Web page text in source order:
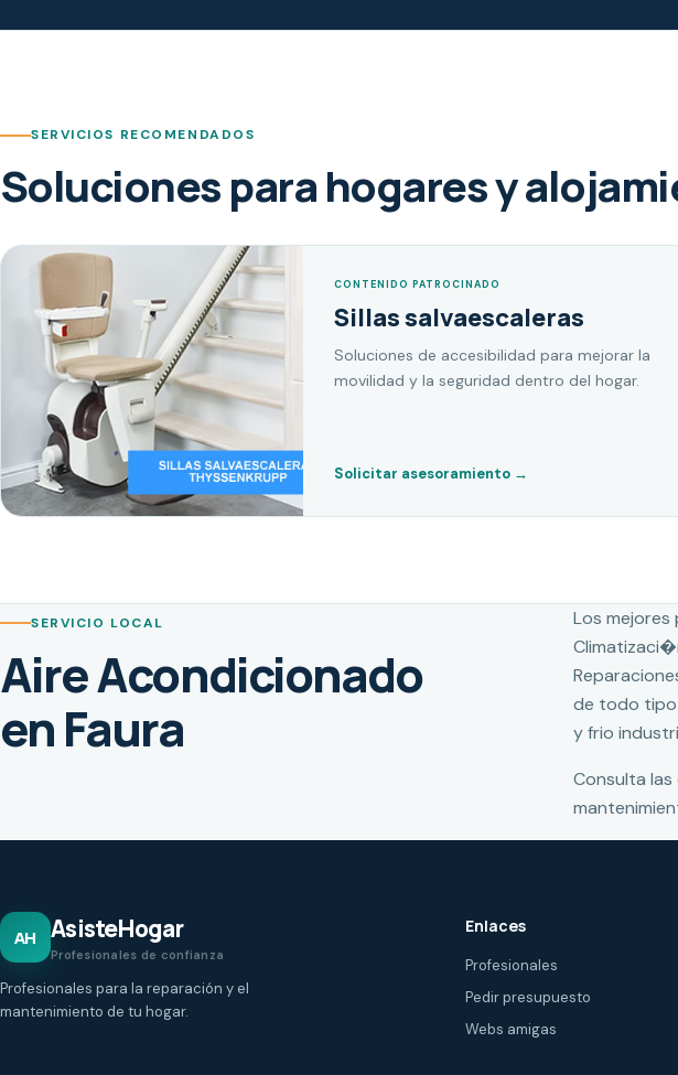
SERVICIOS RECOMENDADOS
Soluciones para hogares y
CONTENIDO PATROCINADO
Sillas salvaescaleras
Soluciones de accesibilidad para mejorar la
movilidad y la seguridad dentro del hogar.
Solicitar asesoramiento →
SERVICIO LOCAL
Aire Acondicionado
en Faura
Los
de todo tipo
y frio
Consulta
AH AsisteHogar
Profesionales de confianza
Profesionales para la reparación y el
mantenimiento de tu hogar.
Enlaces
Profesionales
Pedir presupuesto
Webs amigas